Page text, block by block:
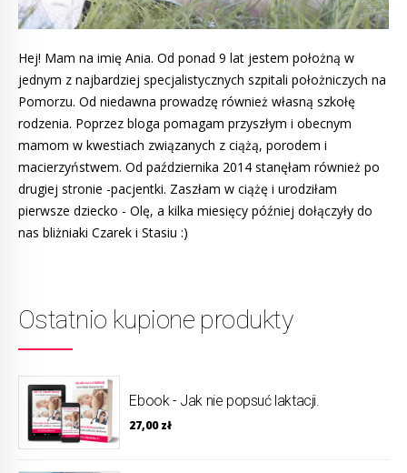
Hej! Mam na imię Ania. Od ponad 9 lat jestem położną w
jednym z najbardziej specjalistycznych szpitali położniczych na
Pomorzu. Od niedawna prowadzę również własną szkołę
rodzenia. Poprzez bloga pomagam przyszłym i obecnym
mamom w kwestiach związanych z ciążą, porodem i
macierzyństwem. Od października 2014 stanęłam również po
drugiej stronie -pacjentki. Zaszłam w ciążę i urodziłam
pierwsze dziecko - Olę, a kilka miesięcy później dołączyły do
nas bliżniaki Czarek i Stasiu :)
Ostatnio kupione produkty
Ebook - Jak nie popsuć laktacji.
27,00zł